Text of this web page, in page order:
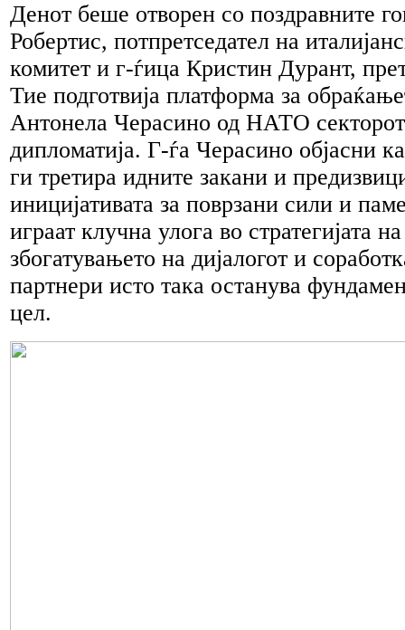
Денот беше отворен со поздравните
Робертис, потпретседател на
комитет и г-ѓица Кристин Дурант,
Тие подготвија платформа за
Антонела Черасино од НАТО секторот
дипломатија. Г-ѓа Черасино објасни
ги третира идните закани и
иницијативата за поврзани сили и
играат клучна улога во стратегијата
збогатувањето на дијалогот и
партнери исто така останува
цел.